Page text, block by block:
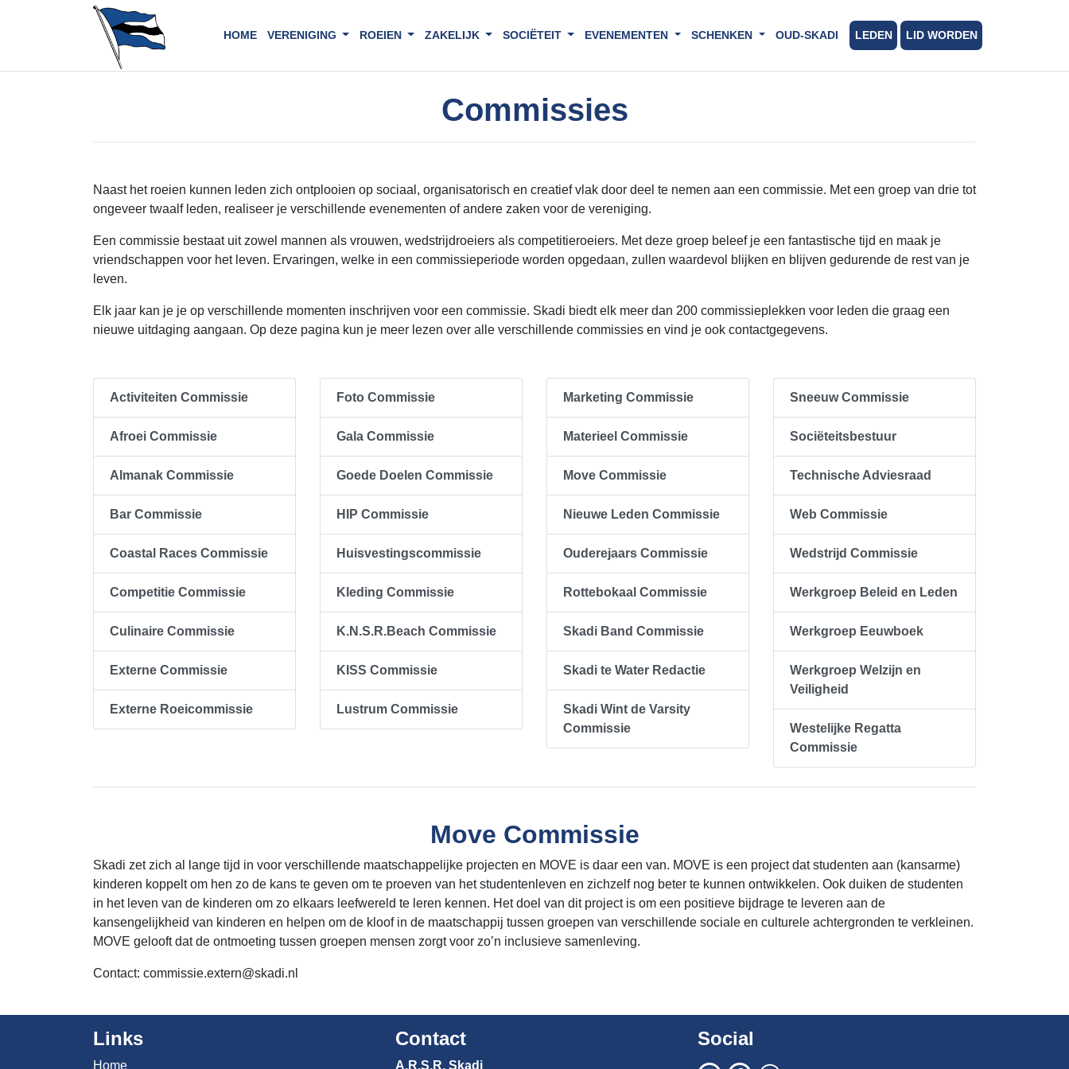
HOME VERENIGING ROEIEN ZAKELIJK SOCIËTEIT EVENEMENTEN SCHENKEN OUD-SKADI LEDEN LID WORDEN
Commissies
Naast het roeien kunnen leden zich ontplooien op sociaal, organisatorisch en creatief vlak door deel te nemen aan een commissie. Met een groep van drie tot
ongeveer twaalf leden, realiseer je verschillende evenementen of andere zaken voor de vereniging.
Een commissie bestaat uit zowel mannen als vrouwen, wedstrijdroeiers als competitieroeiers. Met deze groep beleef je een fantastische tijd en maak je
vriendschappen voor het leven. Ervaringen, welke in een commissieperiode worden opgedaan, zullen waardevol blijken en blijven gedurende de rest van je
leven.
Elk jaar kan je je op verschillende momenten inschrijven voor een commissie. Skadi biedt elk meer dan 200 commissieplekken voor leden die graag een
nieuwe uitdaging aangaan. Op deze pagina kun je meer lezen over alle verschillende commissies en vind je ook contactgegevens.
Activiteiten Commissie
Afroei Commissie
Almanak Commissie
Bar Commissie
Coastal Races Commissie
Competitie Commissie
Culinaire Commissie
Externe Commissie
Externe Roeicommissie
Foto Commissie
Gala Commissie
Goede Doelen Commissie
HIP Commissie
Huisvestingscommissie
Kleding Commissie
K.N.S.R.Beach Commissie
KISS Commissie
Lustrum Commissie
Marketing Commissie
Materieel Commissie
Move Commissie
Nieuwe Leden Commissie
Ouderejaars Commissie
Rottebokaal Commissie
Skadi Band Commissie
Skadi te Water Redactie
Skadi Wint de Varsity
Commissie
Sneeuw Commissie
Sociëteitsbestuur
Technische Adviesraad
Web Commissie
Wedstrijd Commissie
Werkgroep Beleid en Leden
Werkgroep Eeuwboek
Werkgroep Welzijn en
Veiligheid
Westelijke Regatta
Commissie
Move Commissie
Skadi zet zich al lange tijd in voor verschillende maatschappelijke projecten en MOVE is daar een van. MOVE is een project dat studenten aan (kansarme)
kinderen koppelt om hen zo de kans te geven om te proeven van het studentenleven en zichzelf nog beter te kunnen ontwikkelen. Ook duiken de studenten
in het leven van de kinderen om zo elkaars leefwereld te leren kennen. Het doel van dit project is om een positieve bijdrage te leveren aan de
kansengelijkheid van kinderen en helpen om de kloof in de maatschappij tussen groepen van verschillende sociale en culturele achtergronden te verkleinen.
MOVE gelooft dat de ontmoeting tussen groepen mensen zorgt voor zo’n inclusieve samenleving.
Contact: commissie.extern@skadi.nl
Links
Home
Contact
A.R.S.R. Skadi
Social